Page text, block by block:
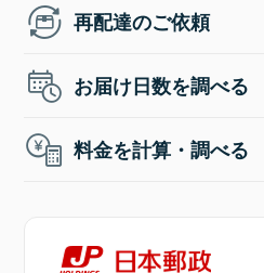
再配達のご依頼
お届け日数を調べる
料金を計算・調べる